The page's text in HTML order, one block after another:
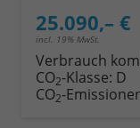
25.090,– €
incl. 19% MwSt.
Verbrauch
CO2-Klasse: D
CO2-